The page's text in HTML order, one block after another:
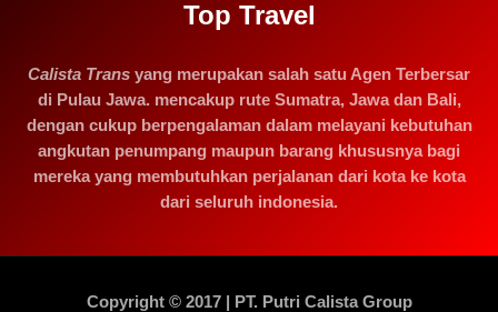
Top Travel
Calista Trans yang merupakan salah satu Agen Terbersar
di Pulau Jawa. mencakup rute Sumatra, Jawa dan Bali,
dengan cukup berpengalaman dalam melayani kebutuhan
angkutan penumpang maupun barang khususnya bagi
mereka yang membutuhkan perjalanan dari kota ke kota
dari seluruh indonesia.
Copyright © 2017 | PT. Putri Calista Group